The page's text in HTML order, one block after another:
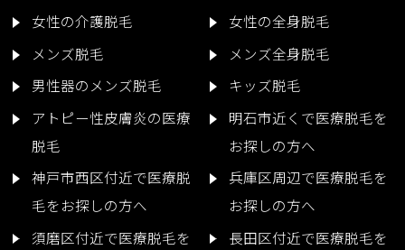
女性の介護脱毛
女性の全身脱毛
メンズ脱毛
メンズ全身脱毛
男性器のメンズ脱毛
キッズ脱毛
アトピー性皮膚炎の医療
脱毛
明石市近くで医療脱毛を
お探しの方へ
神戸市西区付近で医療脱
毛をお探しの方へ
兵庫区周辺で医療脱毛を
お探しの方へ
須磨区付近で医療脱毛を
長田区付近で医療脱毛を